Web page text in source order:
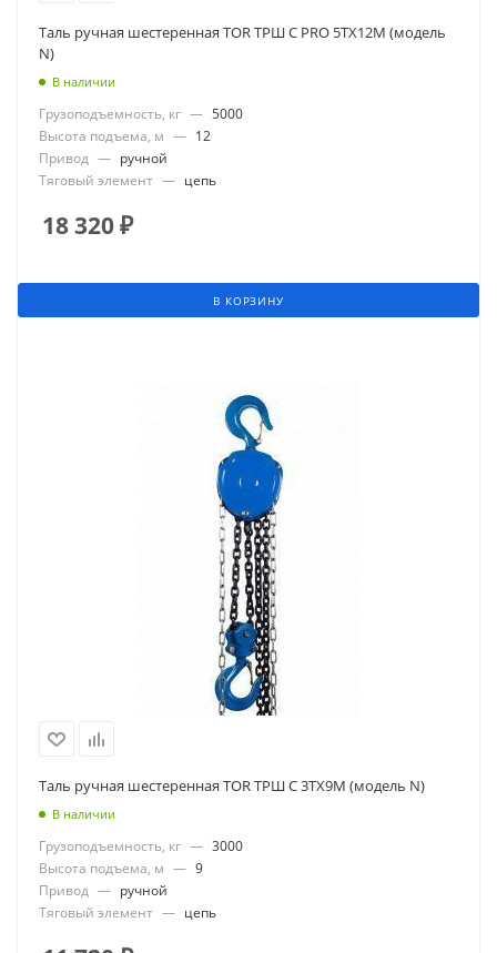
Таль ручная шестеренная TOR ТРШ C PRO 5ТХ12М (модель
N)
В наличии
Грузоподъемность, кг — 5000
Высота подъема, м — 12
Привод — ручной
Тяговый элемент — цепь
18 320₽
В КОРЗИНУ
Таль ручная шестеренная TOR ТРШ C 3ТХ9М (модель N)
В наличии
Грузоподъемность, кг — 3000
Высота подъема, м — 9
Привод — ручной
Тяговый элемент — цепь